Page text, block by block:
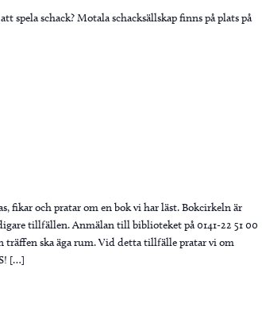
spela schack? Motala schacksällskap finns på plats på
fikar och pratar om en bok vi har läst. Bokcirkeln är
tillfällen. Anmälan till biblioteket på 0141-22 51 00
träffen ska äga rum. Vid detta tillfälle pratar vi om
[…]